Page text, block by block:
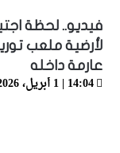
فيديو.. لحظة
لأرضية ملعب
عارمة داخله
14:04 | 1 أبريل، 2026